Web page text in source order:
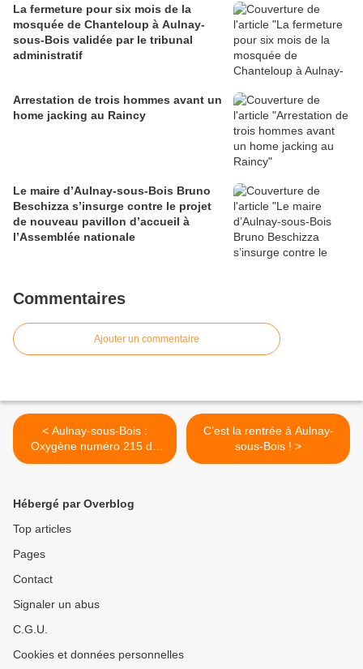
La fermeture pour six mois de la
mosquée de Chanteloup à Aulnay-
sous-Bois validée par le tribunal
administratif
Arrestation de trois hommes avant un
home jacking au Raincy
Le maire d’Aulnay-sous-Bois Bruno
Beschizza s’insurge contre le projet
de nouveau pavillon d’accueil à
l’Assemblée nationale
Commentaires
Ajouter un commentaire
< Aulnay-sous-Bois :
Oxygène numéro 215 de
septembre 2015
C’est la rentrée à Aulnay-
sous-Bois ! >
Hébergé par Overblog
Top articles
Pages
Contact
Signaler un abus
C.G.U.
Cookies et données personnelles